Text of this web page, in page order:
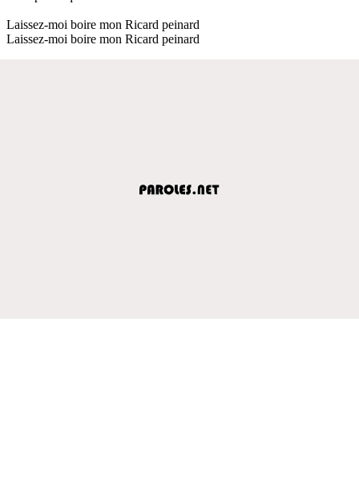
Laissez-moi boire mon Ricard peinard
Laissez-moi boire mon Ricard peinard